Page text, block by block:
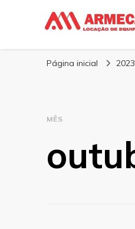
Página inicial 2023
MÊS